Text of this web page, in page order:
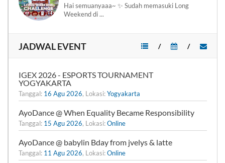
Hai semuanyaaa~ ✨ Sudah memasuki Long
Weekend di ...
JADWAL EVENT /
/
IGEX 2026 - ESPORTS TOURNAMENT
YOGYAKARTA
Tanggal: 16 Agu 2026, Lokasi:Yogyakarta
AyoDance @ When Equality Became Responsibility
Tanggal: 15 Agu 2026, Lokasi:Online
AyoDance @ babylin Bday from jvelys & latte
Tanggal: 11 Agu 2026, Lokasi:Online